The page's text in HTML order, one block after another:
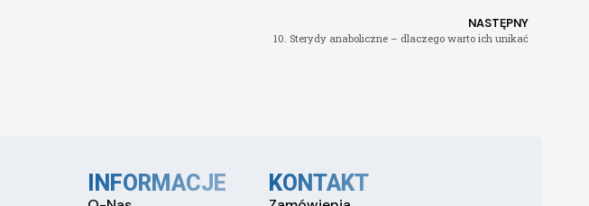
NASTĘPNY
10. Sterydy anaboliczne – dlaczego warto ich unikać
INFORMACJE KONTAKT